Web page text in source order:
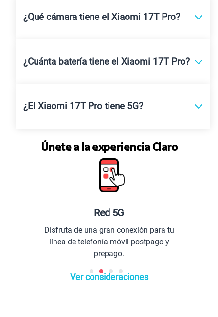
¿Qué cámara tiene el Xiaomi 17T Pro?
¿Cuánta batería tiene el Xiaomi 17T Pro?
¿El Xiaomi 17T Pro tiene 5G?
Únete a la experiencia Claro
Red 5G
Disfruta de una gran conexión para tu
línea de telefonía móvil postpago y
prepago.
Ver consideraciones